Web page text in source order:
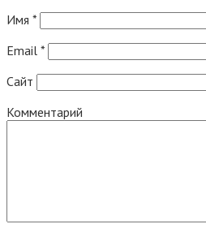
Имя *
Email *
Сайт
Комментарий